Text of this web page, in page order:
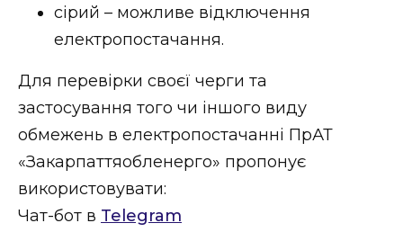
сірий – можливе відключення
електропостачання.
Для перевірки своєї черги та
застосування того чи іншого виду
обмежень в електропостачанні ПрАТ
«Закарпаттяобленерго» пропонує
використовувати:
Чат-бот в Telegram